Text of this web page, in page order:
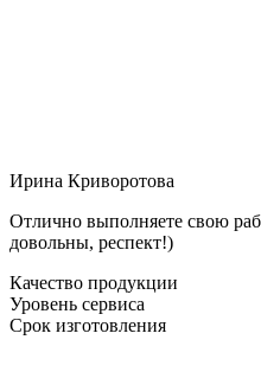
Ирина Криворотова
Отлично выполняете свою
довольны, респект!)
Качество продукции
Уровень сервиса
Срок изготовления